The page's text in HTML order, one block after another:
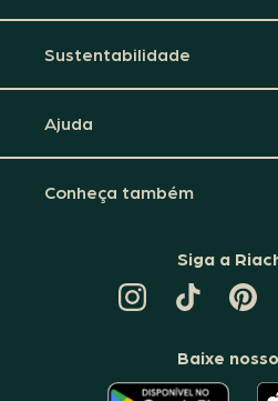
Sustentabilidade
Ajuda
Conheça também
Siga a
TIKTOK
DA DA
Baixe
O